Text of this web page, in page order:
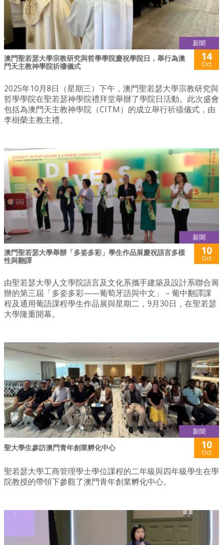
新聞
澳門聖若瑟大學宗教研究與哲學學院慶祝學院日，舉行為​澳
門天主教神學院祈禱儀式
14
Oct
2025年10月8日（星期三）下午，澳門聖若瑟大學宗教研究與
哲學學院在聖若瑟神學院禮拜堂舉辦了學院日活動。此次盛會
包括為澳門天主教神學院（CITM）的成立舉行祈禱儀式，由
李樹榮主教主禮。
新聞
澳門聖若瑟大學舉辦「多姿多彩」學生作品展慶祝語言多樣
性與翻譯
10
Oct
由聖若瑟大學人文學院語言及文化系攜手建築及設計系聯合籌
辦的第三屆「多姿多彩——葡萄牙語與中文」 – 葡中翻譯課
程及通用葡語課程學生作品展與星期二，9月30日，在聖若瑟
大學隆重開幕。
新聞
聖大學生參訪澳門青年創業孵化中心 10
Oct
聖若瑟大學工商管理學士學位課程的二年級與四年級學生在學
院教授的帶領下參觀了澳門青年創業孵化中心。